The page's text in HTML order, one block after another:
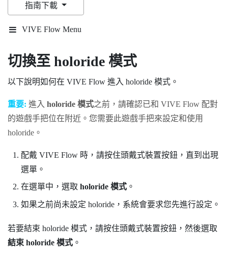
指南下載
VIVE Flow Menu
切換至 holoride 模式
以下說明如何在 VIVE Flow 進入 holoride 模式。
重要: 進入 holoride 模式之前，請確認已和 VIVE Flow 配對
的遊戲手把位在附近。您需要此遊戲手把來設定和使用
holoride 。
配戴 VIVE Flow時，請按住頭戴式裝置按鈕，直到出現
選單。
在選單中，選取 holoride 模式。
如果之前尚未設定 holoride，系統會要求您先進行設定。
若要結束 holoride 模式，請按住頭戴式裝置按鈕，然後選取
結束 holoride 模式 。